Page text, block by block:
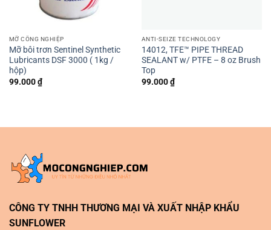
MỠ CÔNG NGHIỆP
Mỡ bôi trơn Sentinel Synthetic
Lubricants DSF 3000 ( 1kg /
hộp)
99.000₫
ANTI-SEIZE TECHNOLOGY
14012, TFE™ PIPE THREAD
SEALANT w/ PTFE – 8 oz Brush
Top
99.000₫
CÔNG TY TNHH THƯƠNG MẠI VÀ XUẤT NHẬP KHẨU
SUNFLOWER